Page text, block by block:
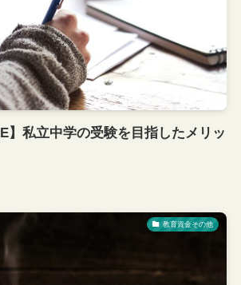
】私立中学の受験を目指したメリッ
教育資金その他